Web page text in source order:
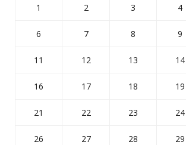
1 2 3 4
6 7 8 9
11 12 13 14
16 17 18 19
21 22 23 24
26 27 28 29